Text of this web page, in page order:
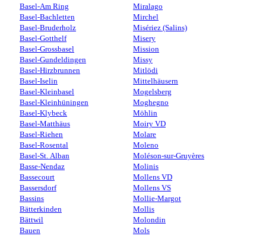
Basel-Am Ring
Basel-Bachletten
Basel-Bruderholz
Basel-Gotthelf
Basel-Grossbasel
Basel-Gundeldingen
Basel-Hirzbrunnen
Basel-Iselin
Basel-Kleinbasel
Basel-Kleinhüningen
Basel-Klybeck
Basel-Matthäus
Basel-Riehen
Basel-Rosental
Basel-St. Alban
Basse-Nendaz
Bassecourt
Bassersdorf
Bassins
Bätterkinden
Bättwil
Bauen
Miralago
Mirchel
Misériez (Salins)
Misery
Mission
Missy
Mitlödi
Mittelhäusern
Mogelsberg
Moghegno
Möhlin
Moiry VD
Molare
Moleno
Moléson-sur-Gruyères
Molinis
Mollens VD
Mollens VS
Mollie-Margot
Mollis
Molondin
Mols